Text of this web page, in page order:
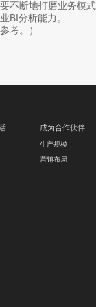
不断地打磨业务模
BI分析能力。
考。）
成为合作伙伴
生产规模
营销布局